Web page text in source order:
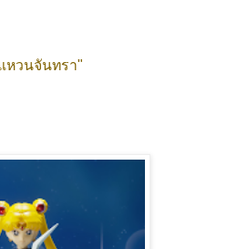
หวนจันทรา"